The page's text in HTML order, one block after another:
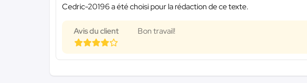
Cedric-20196 a été choisi pour la rédaction de ce texte.
Avis du client Bon travail!